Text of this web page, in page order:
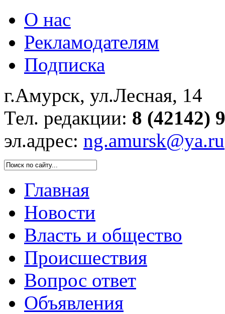
О нас
Рекламодателям
Подписка
г.Амурск, ул.Лесная, 14
Тел. редакции: 8 (42142)
эл.адрес: ng.amursk@ya.ru
Главная
Новости
Власть и общество
Происшествия
Вопрос ответ
Объявления